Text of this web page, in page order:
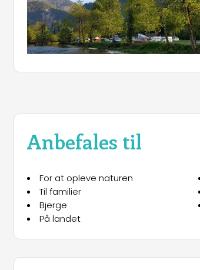
Anbefales til
For at opleve naturen
Til familier
Bjerge
På landet